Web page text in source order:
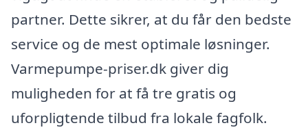
partner. Dette sikrer, at du får den bedste
service og de mest optimale løsninger.
Varmepumpe-priser.dk giver dig
muligheden for at få tre gratis og
uforpligtende tilbud fra lokale fagfolk.